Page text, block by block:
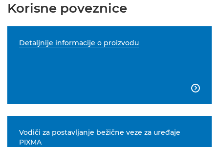
Korisne poveznice
Detaljnije informacije o proizvodu

Vodiči za postavljanje bežične veze za uređaje
PIXMA